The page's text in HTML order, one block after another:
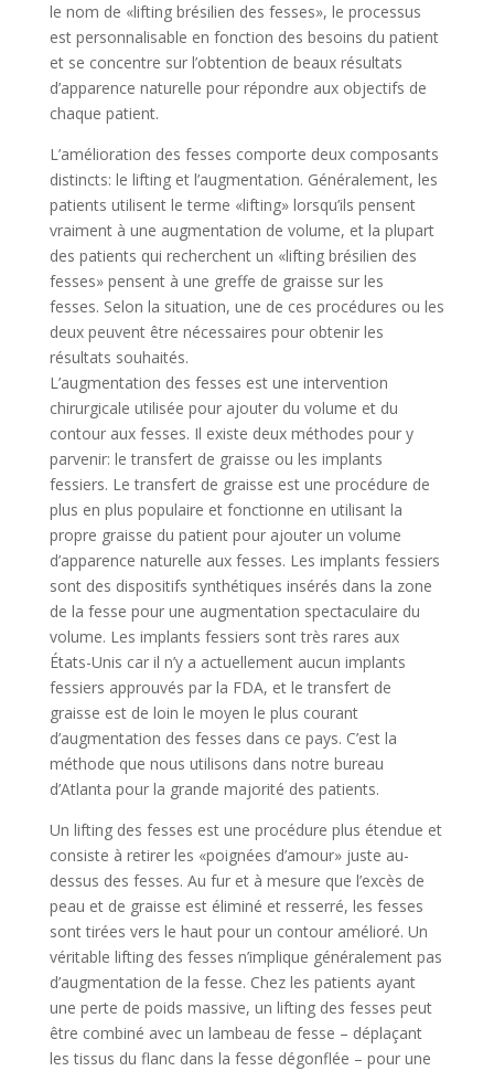
le nom de «lifting brésilien des fesses», le processus
est personnalisable en fonction des besoins du patient
et se concentre sur l’obtention de beaux résultats
d’apparence naturelle pour répondre aux objectifs de
chaque patient.
L’amélioration des fesses comporte deux composants
distincts: le lifting et l’augmentation. Généralement, les
patients utilisent le terme «lifting» lorsqu’ils pensent
vraiment à une augmentation de volume, et la plupart
des patients qui recherchent un «lifting brésilien des
fesses» pensent à une greffe de graisse sur les
fesses. Selon la situation, une de ces procédures ou les
deux peuvent être nécessaires pour obtenir les
résultats souhaités.
L’augmentation des fesses est une intervention
chirurgicale utilisée pour ajouter du volume et du
contour aux fesses. Il existe deux méthodes pour y
parvenir: le transfert de graisse ou les implants
fessiers. Le transfert de graisse est une procédure de
plus en plus populaire et fonctionne en utilisant la
propre graisse du patient pour ajouter un volume
d’apparence naturelle aux fesses. Les implants fessiers
sont des dispositifs synthétiques insérés dans la zone
de la fesse pour une augmentation spectaculaire du
volume. Les implants fessiers sont très rares aux
États-Unis car il n’y a actuellement aucun implants
fessiers approuvés par la FDA, et le transfert de
graisse est de loin le moyen le plus courant
d’augmentation des fesses dans ce pays. C’est la
méthode que nous utilisons dans notre bureau
d’Atlanta pour la grande majorité des patients.
Un lifting des fesses est une procédure plus étendue et
consiste à retirer les «poignées d’amour» juste au-
dessus des fesses. Au fur et à mesure que l’excès de
peau et de graisse est éliminé et resserré, les fesses
sont tirées vers le haut pour un contour amélioré. Un
véritable lifting des fesses n’implique généralement pas
d’augmentation de la fesse. Chez les patients ayant
une perte de poids massive, un lifting des fesses peut
être combiné avec un lambeau de fesse – déplaçant
les tissus du flanc dans la fesse dégonflée – pour une